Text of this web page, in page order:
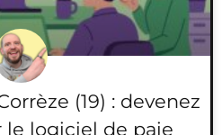
(19) : devenez
le logiciel de paie